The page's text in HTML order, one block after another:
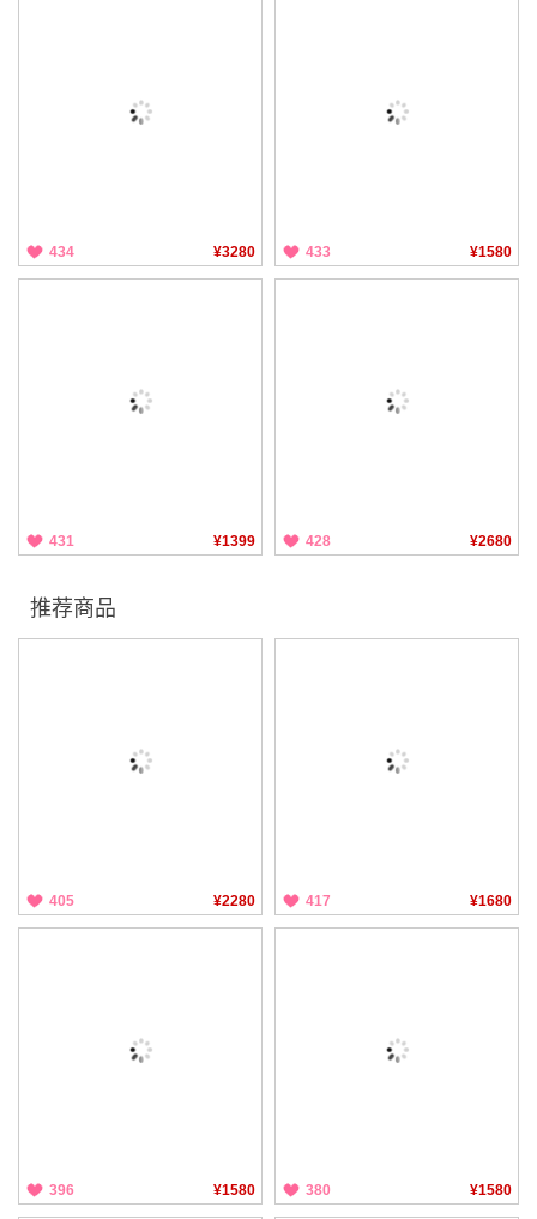
434 ¥3280 433 ¥1580
431 ¥1399 428 ¥2680
推荐商品
405 ¥2280 417 ¥1680
396 ¥1580 380 ¥1580